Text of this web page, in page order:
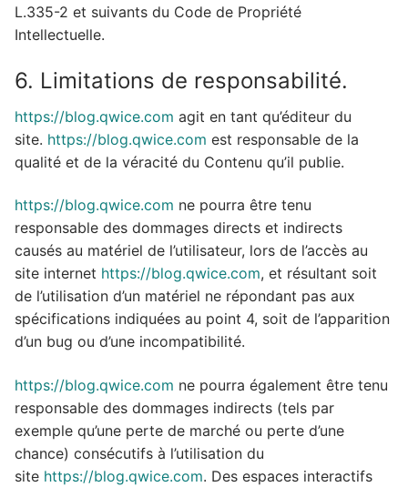
L.335-2 et suivants du Code de Propriété
Intellectuelle.
6. Limitations de responsabilité.
https://blog.qwice.com agit en tant qu’éditeur du
site. https://blog.qwice.com est responsable de la
qualité et de la véracité du Contenu qu’il publie.
https://blog.qwice.com ne pourra être tenu
responsable des dommages directs et indirects
causés au matériel de l’utilisateur, lors de l’accès au
site internet https://blog.qwice.com, et résultant soit
de l’utilisation d’un matériel ne répondant pas aux
spécifications indiquées au point 4, soit de l’apparition
d’un bug ou d’une incompatibilité.
https://blog.qwice.com ne pourra également être tenu
responsable des dommages indirects (tels par
exemple qu’une perte de marché ou perte d’une
chance) consécutifs à l’utilisation du
site https://blog.qwice.com. Des espaces interactifs